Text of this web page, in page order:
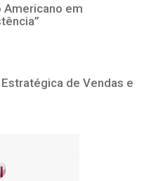
Americano em
de Vendas e